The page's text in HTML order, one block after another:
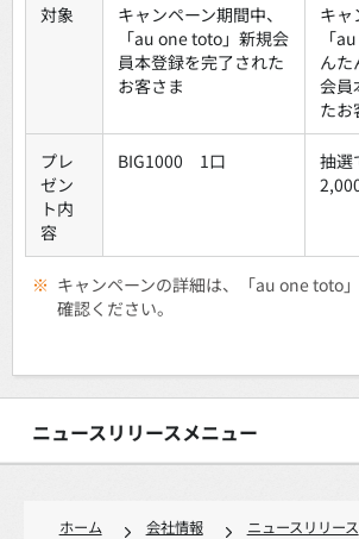
対象
キャンペーン期間中、
「au one toto」新規会
員本登録を完了された
お客さま
キャ
「
んた
会員
たお
プレ
ゼン
ト内
容
BIG1000 1口
抽選
※ キャンペーンの詳細は、「au one toto
確認ください。
ニュースリリースメニュー
ホーム 会社情報
ニュースリリース